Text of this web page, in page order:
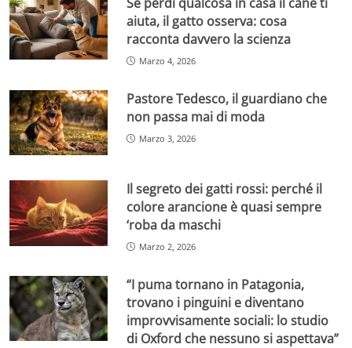
aiuta, il gatto osserva: cosa
racconta davvero la scienza
Marzo 4, 2026
Pastore Tedesco, il guardiano che
non passa mai di moda
Marzo 3, 2026
Il segreto dei gatti rossi: perché il
colore arancione è quasi sempre
‘roba da maschi
Marzo 2, 2026
“I puma tornano in Patagonia,
trovano i pinguini e diventano
improvvisamente sociali: lo studio
di Oxford che nessuno si aspettava”